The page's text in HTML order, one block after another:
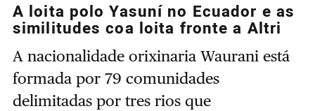
A loita polo Yasuní no Ecuador e as
similitudes coa loita fronte a Altri
A nacionalidade orixinaria Waurani está
formada por 79 comunidades
delimitadas por tres rios que